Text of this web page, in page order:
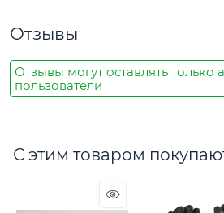
Отзывы
Отзывы могут оставлять только
пользователи
С этим товаром